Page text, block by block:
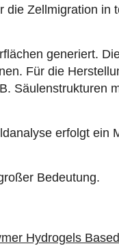
Zellmigration in
generiert.
Für die
Säulenstrukturen
erfolgt ein
Bedeutung.
Hydrogels